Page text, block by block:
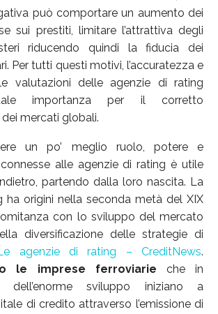
può comportare un aumento dei
sui prestiti, limitare l’attrattiva degli
riducendo quindi la fiducia dei
Per tutti questi motivi, l’accuratezza e
valutazioni delle agenzie di rating
importanza per il corretto
mercati globali.
un po’ meglio ruolo, potere e
alle agenzie di rating è utile
partendo dalla loro nascita. La
ha origini nella seconda metà del XIX
con lo sviluppo del mercato
diversificazione delle strategie di
agenzie di rating – CreditNews.
le imprese ferroviarie che in
dell’enorme sviluppo iniziano a
di credito attraverso l’emissione di